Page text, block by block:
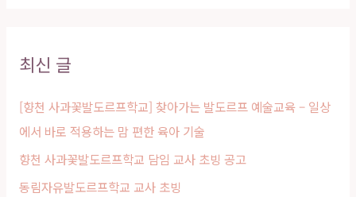
최신 글
[향천 사과꽃발도르프학교] 찾아가는 발도르프 예술교육 – 일상
에서 바로 적용하는 맘 편한 육아 기술
향천 사과꽃발도르프학교 담임 교사 초빙 공고
동림자유발도르프학교 교사 초빙